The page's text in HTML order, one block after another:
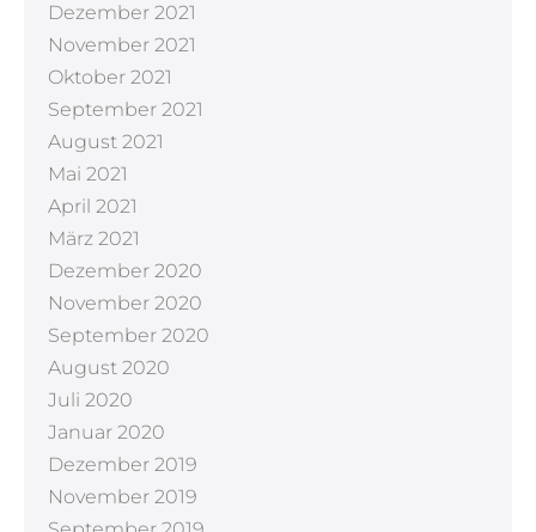
Dezember 2021
November 2021
Oktober 2021
September 2021
August 2021
Mai 2021
April 2021
März 2021
Dezember 2020
November 2020
September 2020
August 2020
Juli 2020
Januar 2020
Dezember 2019
November 2019